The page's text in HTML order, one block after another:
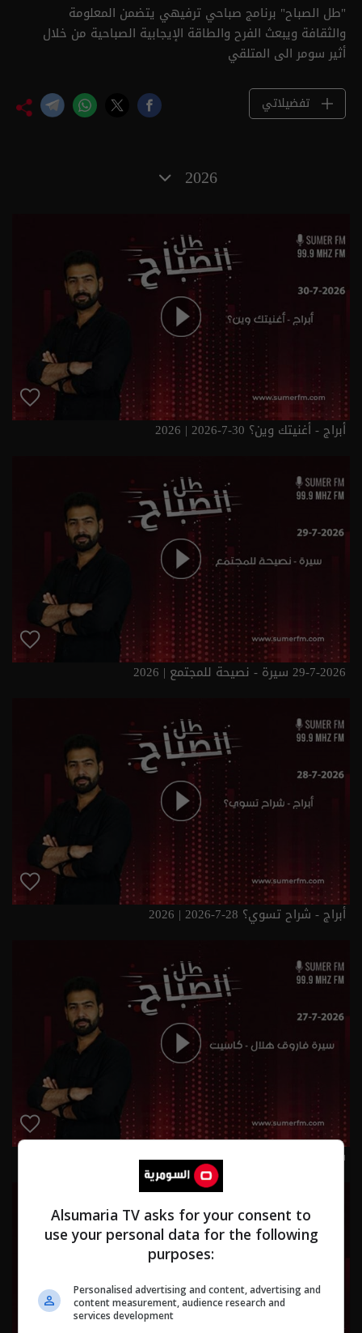
"طل الصباح" برنامج صباحي ترفيهي ‏يتضمن ‏المعلومة
والثقافة ويبعث الفرح والطاقة الإيجابية الصباحية من خلال ‏
أثير سومر الى المتلقي ‏
تفضيلاتي
2026
أبراج - أغنيتك وين؟ 30-7-2026 | 2026
29-7-2026 سيرة - نصيحة للمجتمع | 2026
أبراج - شراح تسوي؟ 28-7-2026 | 2026
سيرة فاروق هلال - كاسيت 27-7-2026 | 2026
Alsumaria TV asks for your consent to
use your personal data for the following
purposes:
Personalised advertising and content, advertising and
content measurement, audience research and
services development